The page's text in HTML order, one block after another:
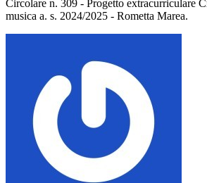
Circolare n. 309 - Progetto extracurriculare
musica a. s. 2024/2025 - Rometta Marea.